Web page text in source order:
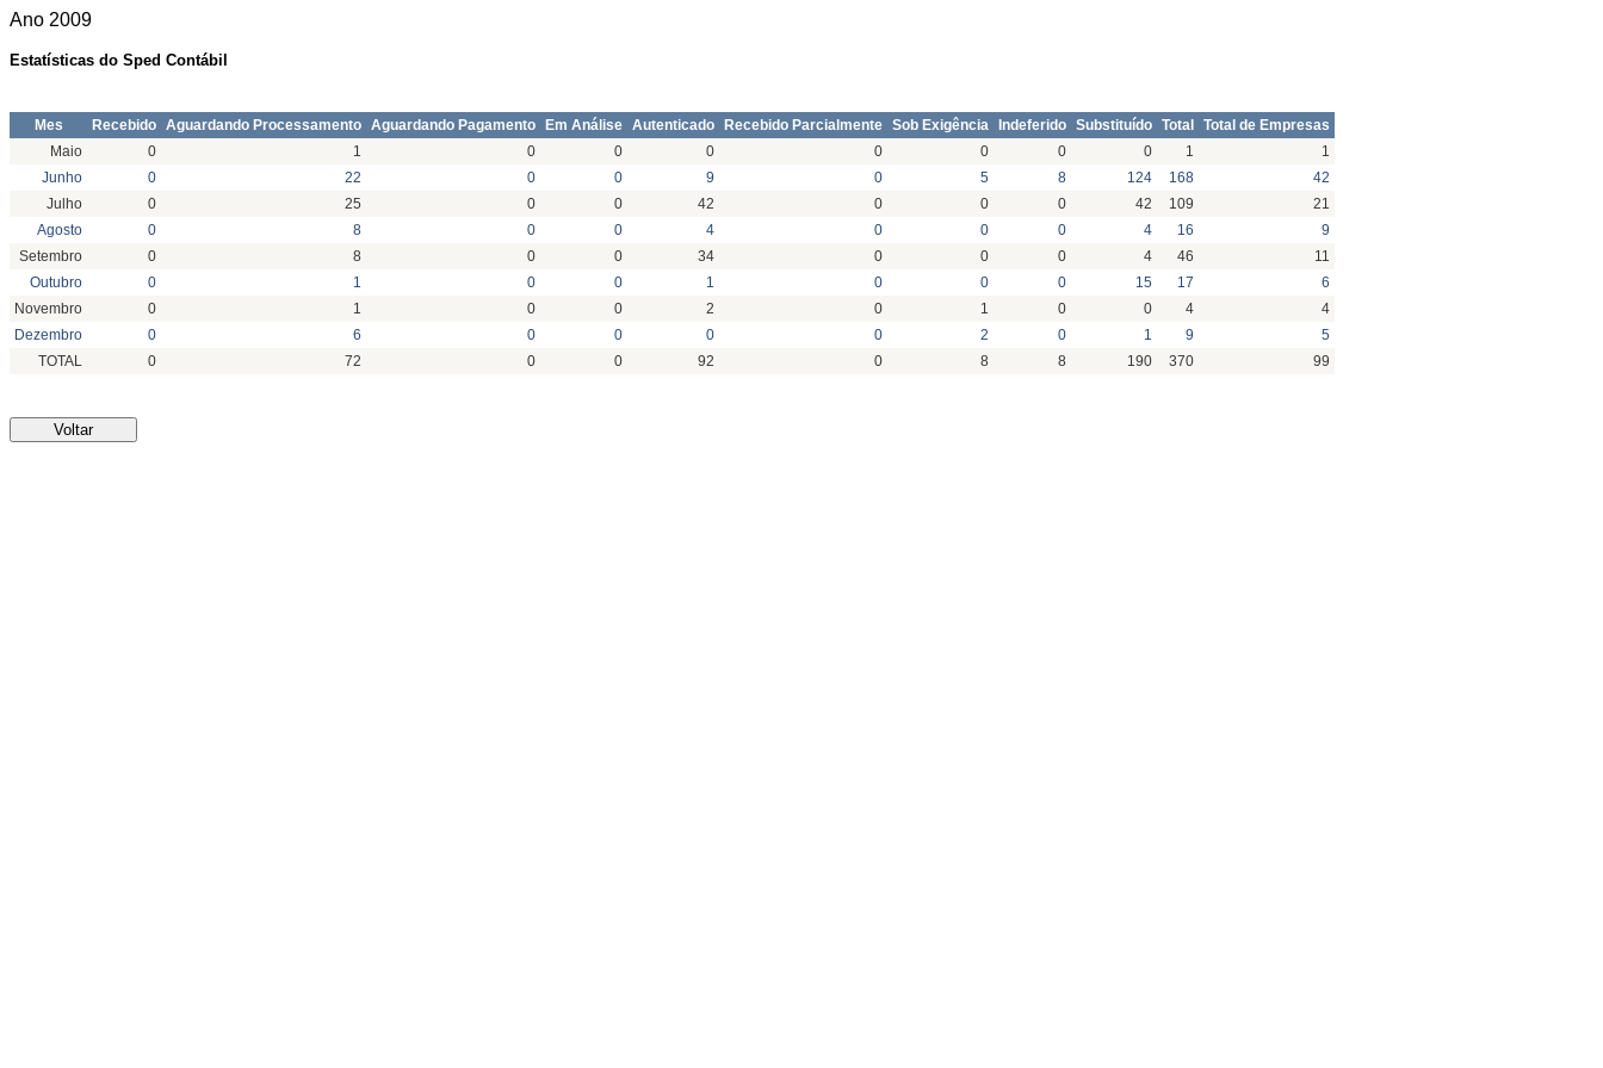
Ano 2009
Estatísticas do Sped Contábil
Mes Recebido Aguardando Processamento Aguardando Pagamento Em Análise Autenticado Recebido Parcialmente Sob Exigência Indeferido Substituído Total Total de Empresas
Maio
0 1 0 0 0 0 0 0 0 1
1
Junho
0 22 0 0 9 0 5 8 124 168
42
Julho
0 25 0 0 42 0 0 0 42 109
21
Agosto
0 8 0 0 4 0 0 0 4 16
9
Setembro
0 8 0 0 34 0 0 0 4 46
11
Outubro
0 1 0 0 1 0 0 0 15 17
6
Novembro
0 1 0 0 2 0 1 0 0 4
4
Dezembro
0 6 0 0 0 0 2 0 1 9
5
TOTAL
0 72 0 0 92 0 8 8 190 370 99